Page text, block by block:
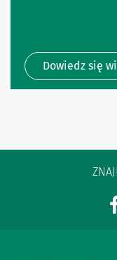
Dowiedz się